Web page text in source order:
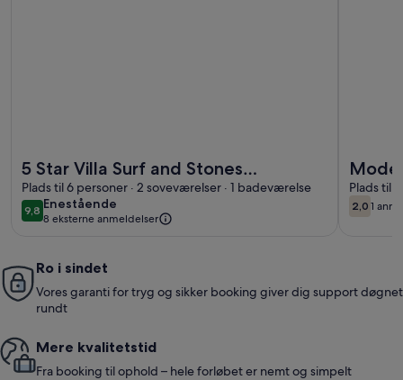
5 Star Villa Surf and Stones
Apartment - Beachfront Coastal
Escape
Plads til 6 personer · 2 soveværelser · 1 badeværelse
9,89,8 ud af 10
Enestående
enestående
8 eksterne anmeldelser
Plads til
2,02,0 ud
1(1
Ro i sindet
Vores garanti for tryg og sikker booking giver dig support døgnet
rundt
Mere kvalitetstid
Fra booking til ophold – hele forløbet er nemt og simpelt